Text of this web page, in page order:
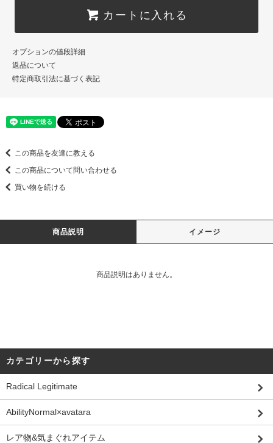
カートに入れる
オプションの値段詳細
返品について
特定商取引法に基づく表記
この商品を友達に教える
この商品について問い合わせる
買い物を続ける
商品説明 イメージ
商品説明はありません。
カテゴリーから探す
Radical Legitimate
AbilityNormal×avatara
レア物&気まぐれアイテム